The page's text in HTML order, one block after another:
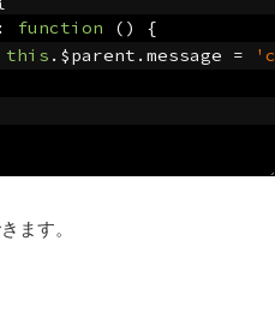
: function ()
{
this . $parent . message =
ます。